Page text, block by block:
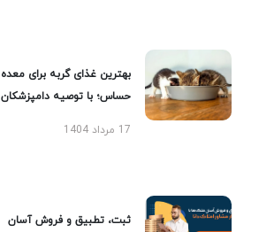
بهترین غذای گربه برای معده
حساس؛ با توصیه دامپزشکان
17 مرداد 1404
ثبت، تطبیق و فروش آسان